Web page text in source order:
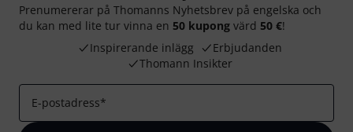
Prenumererar på Thomanns Nyhetsbrev på engelska och
du kan med lite tur vinna en 50 kupong värd 50 €!
Inspirerande inlägg
Erbjudanden
Thomann Insikter
E-postadress*